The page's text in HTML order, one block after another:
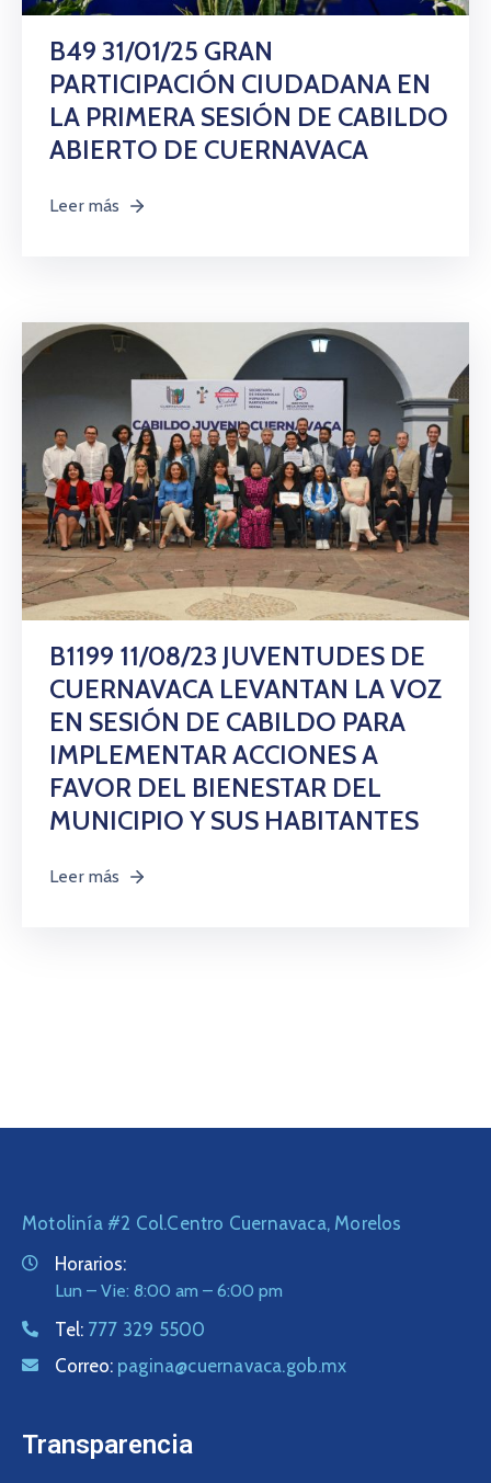
B49 31/01/25 GRAN
PARTICIPACIÓN CIUDADANA EN
LA PRIMERA SESIÓN DE CABILDO
ABIERTO DE CUERNAVACA
Leer más
B1199 11/08/23 JUVENTUDES DE
CUERNAVACA LEVANTAN LA VOZ
EN SESIÓN DE CABILDO PARA
IMPLEMENTAR ACCIONES A
FAVOR DEL BIENESTAR DEL
MUNICIPIO Y SUS HABITANTES
Leer más
Motolinía #2 Col.Centro Cuernavaca, Morelos
Horarios:
Lun – Vie: 8:00 am – 6:00 pm
Tel: 777 329 5500
Correo: pagina@cuernavaca.gob.mx
Transparencia